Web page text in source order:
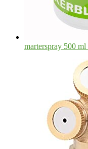
marterspray 500 ml